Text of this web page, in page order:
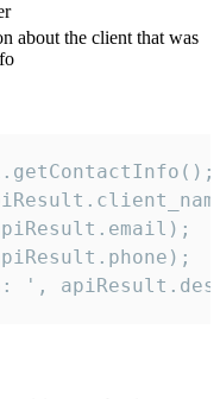
about the client that was
',